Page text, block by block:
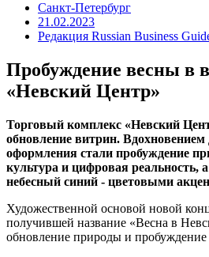
Санкт-Петербург
21.02.2023
Редакция Russian Business
Пробуждение весны в
«Невский Центр»
Торговый комплекс «Невский
обновление витрин. Вдохновением
оформления стали пробуждение
культура и цифровая реальность,
небесный синий - цветовыми
Художественной основой новой
получившей название «Весна в
обновление природы и пробуждение